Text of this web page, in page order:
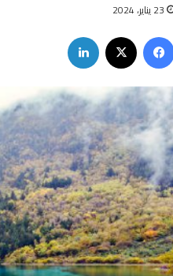
23 يناير، 2024
فيسبوك